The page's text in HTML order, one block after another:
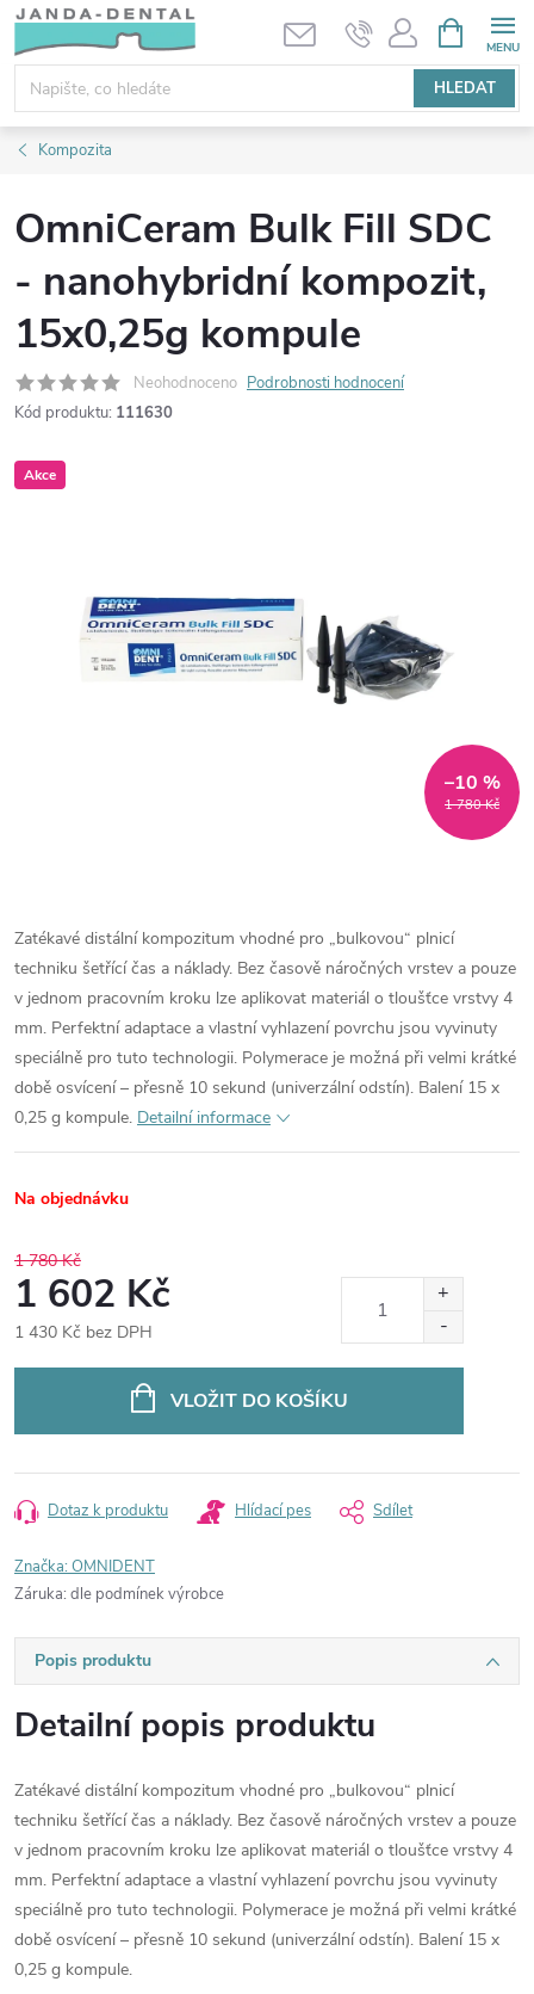
Přejít
obsah
HLEDAT
NÁKUPNÍ
KOŠÍK
Kompozita
OmniCeram Bulk Fill SDC
- nanohybridní kompozit,
15x0,25g kompule
Neohodnoceno Podrobnosti hodnocení
Kód produktu: 111630
Akce
1 780 Kč
–10 %
Zatékavé distální kompozitum vhodné pro „bulkovou“ plnicí
techniku šetřící čas a náklady. Bez časově náročných vrstev a pouze
v jednom pracovním kroku lze aplikovat materiál o tloušťce vrstvy 4
mm. Perfektní adaptace a vlastní vyhlazení povrchu jsou vyvinuty
speciálně pro tuto technologii. Polymerace je možná při velmi krátké
době osvícení – přesně 10 sekund (univerzální odstín). Balení 15 x
0,25 g kompule. Detailní informace
Na objednávku
1 780 Kč
1 602 Kč
1 430 Kč bez DPH
VLOŽIT DO KOŠÍKU
Dotaz k produktu Hlídací pes Sdílet
Značka:OMNIDENT
Záruka: dle podmínek výrobce
Popis produktu
Detailní popis produktu
Zatékavé distální kompozitum vhodné pro „bulkovou“ plnicí
techniku šetřící čas a náklady. Bez časově náročných vrstev a pouze
v jednom pracovním kroku lze aplikovat materiál o tloušťce vrstvy 4
mm. Perfektní adaptace a vlastní vyhlazení povrchu jsou vyvinuty
speciálně pro tuto technologii. Polymerace je možná při velmi krátké
době osvícení – přesně 10 sekund (univerzální odstín). Balení 15 x
0,25 g kompule.